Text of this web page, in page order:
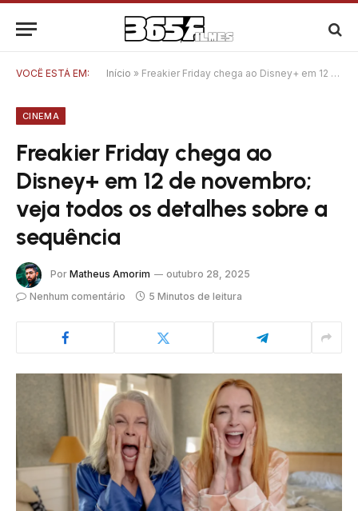
VOCÊ ESTÁ EM: Início » Freakier Friday chega ao Disney+ em 12 de novembro; veja todos os detalhes sobre a sequência
CINEMA
Freakier Friday chega ao
Disney+ em 12 de novembro;
veja todos os detalhes sobre a
sequência
Por Matheus Amorim
outubro 28, 2025
Nenhum comentário
5 Minutos de leitura